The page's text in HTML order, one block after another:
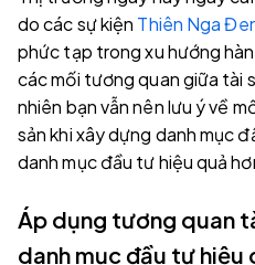
do các sự kiện Thiên Nga
phức tạp trong xu hướng
các mối tương quan giữa tài
nhiên bạn vẫn nên lưu ý về
sản khi xây dựng danh mục
danh mục đầu tư hiệu quả
Áp dụng tương quan
danh mục đầu tư hiệu